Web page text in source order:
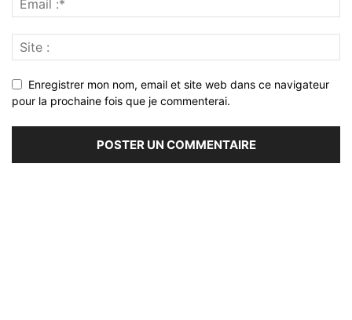
Enregistrer mon nom, email et site web dans ce navigateur
pour la prochaine fois que je commenterai.